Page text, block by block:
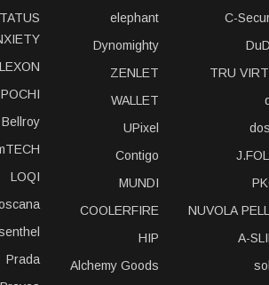
C-
TRU
NUVOLA
A-
elephant
Dynomighty
ZENLET
WALLET
UPixel
Contigo
MUNDI
COOLERFIRE
HIP
Alchemy Goods
POCHI
Bellroy
LOQI
Prada